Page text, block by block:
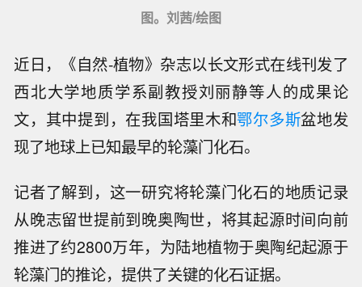
图。刘茜/绘图
近日，《自然-植物》杂志以长文形式在线刊发了
西北大学地质学系副教授刘丽静等人的成果论
文，其中提到，在我国塔里木和鄂尔多斯盆地发
现了地球上已知最早的轮藻门化石。
记者了解到，这一研究将轮藻门化石的地质记录
从晚志留世提前到晚奥陶世，将其起源时间向前
推进了约2800万年，为陆地植物于奥陶纪起源于
轮藻门的推论，提供了关键的化石证据。